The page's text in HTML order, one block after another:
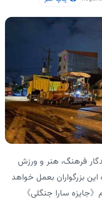
فرهنگ، هنر و ورزش
بزرگواران بعمل خواهد
《جایزه سارا جنگلی》